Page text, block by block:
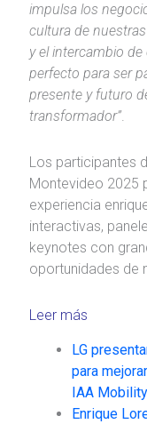
impulsa los
cultura de
y el intercambio
perfecto para ser
presente y futuro
transformador”.
Los participantes
Montevideo 2025
experiencia
interactivas,
keynotes con
oportunidades de
Leer más
LG
para
IAA
Enrique